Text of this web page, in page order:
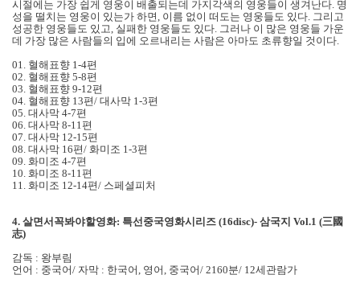
시절에는 가장 쉽게 영웅이 배출되는데 가지각색의 영웅들이 생겨난다. 명
성을 떨치는 영웅이 있는가 하면, 이름 없이 떠도는 영웅들도 있다. 그리고
성공한 영웅들도 있고, 실패한 영웅들도 있다. 그러나 이 많은 영웅들 가운
데 가장 많은 사람들의 입에 오르내리는 사람은 아마도 초류향일 것이다.
01. 혈해표향 1-4편
02. 혈해표향 5-8편
03. 혈해표향 9-12편
04. 혈해표향 13편/ 대사막 1-3편
05. 대사막 4-7편
06. 대사막 8-11편
07. 대사막 12-15편
08. 대사막 16편/ 화미조 1-3편
09. 화미조 4-7편
10. 화미조 8-11편
11. 화미조 12-14편/ 스페셜피처
4. 살면서꼭봐야할영화: 특선중국영화시리즈 (16disc)- 삼국지 Vol.1 (三國
志)
감독 : 왕부림
언어 : 중국어/ 자막 : 한국어, 영어, 중국어/ 2160분/ 12세관람가